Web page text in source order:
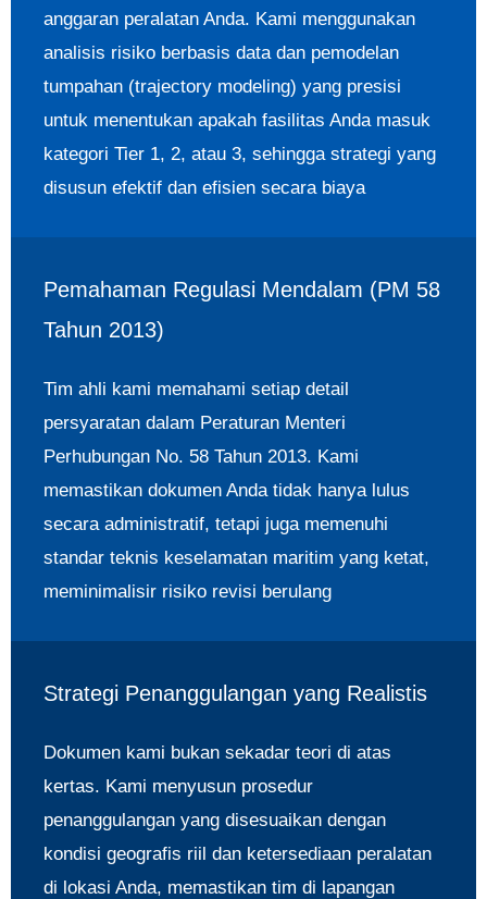
anggaran peralatan Anda. Kami menggunakan
analisis risiko berbasis data dan pemodelan
tumpahan (trajectory modeling) yang presisi
untuk menentukan apakah fasilitas Anda masuk
kategori Tier 1, 2, atau 3, sehingga strategi yang
disusun efektif dan efisien secara biaya
Pemahaman Regulasi Mendalam (PM 58
Tahun 2013)
Tim ahli kami memahami setiap detail
persyaratan dalam Peraturan Menteri
Perhubungan No. 58 Tahun 2013. Kami
memastikan dokumen Anda tidak hanya lulus
secara administratif, tetapi juga memenuhi
standar teknis keselamatan maritim yang ketat,
meminimalisir risiko revisi berulang
Strategi Penanggulangan yang Realistis
Dokumen kami bukan sekadar teori di atas
kertas. Kami menyusun prosedur
penanggulangan yang disesuaikan dengan
kondisi geografis riil dan ketersediaan peralatan
di lokasi Anda, memastikan tim di lapangan